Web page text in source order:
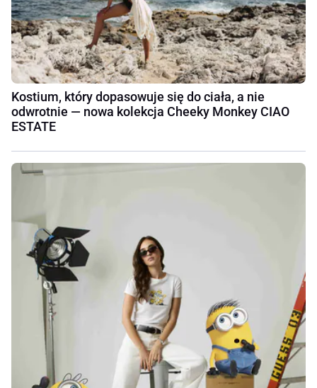
Kostium, który dopasowuje się do ciała, a nie
odwrotnie — nowa kolekcja Cheeky Monkey CIAO
ESTATE